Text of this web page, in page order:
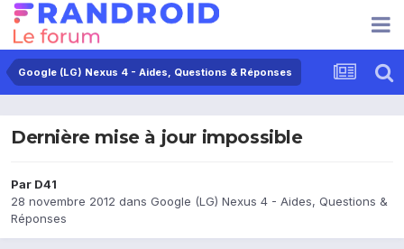
Google (LG) Nexus 4 - Aides, Questions & Réponses
Dernière mise à jour impossible
Par D41
28 novembre 2012 dans Google (LG) Nexus 4 - Aides, Questions &
Réponses